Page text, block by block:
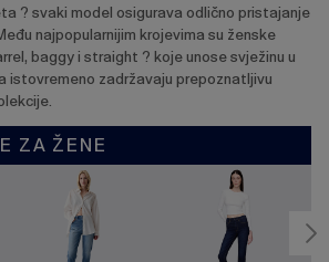
? svaki model osigurava odlično pristajanje
najpopularnijim krojevima su ženske
baggy i straight ? koje unose svježinu u
istovremeno zadržavaju prepoznatljivu
ZA ŽENE